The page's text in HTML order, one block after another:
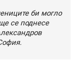
би могло
се поднесе